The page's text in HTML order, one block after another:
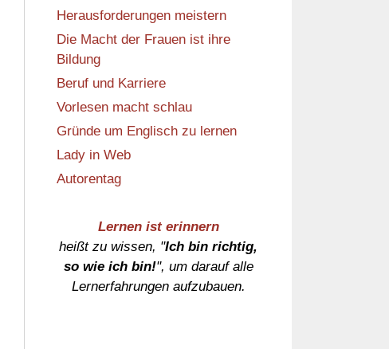
Herausforderungen meistern
Die Macht der Frauen ist ihre
Bildung
Beruf und Karriere
Vorlesen macht schlau
Gründe um Englisch zu lernen
Lady in Web
Autorentag
Lernen ist erinnern
heißt zu wissen, "Ich bin richtig,
so wie ich bin!", um darauf alle
Lernerfahrungen aufzubauen.